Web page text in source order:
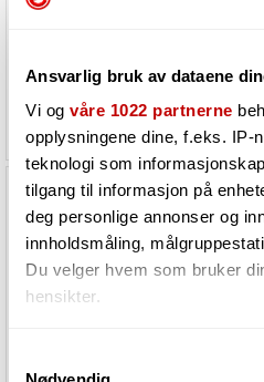
Ansvarlig bruk av dataene
Vi og våre 1022 partnerne
opplysningene dine, f.eks. IP-
teknologi som
tilgang til informasjon på
deg personlige annonser og
innholdsmåling,
Du velger hvem som bruker
hensikter.
1 192,-